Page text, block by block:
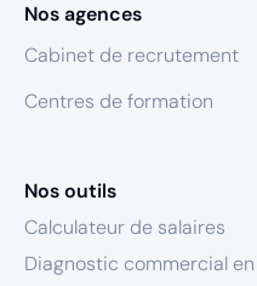
Nos agences
Cabinet de recrutement
Centres de formation
Nos outils
Calculateur de salaires
Diagnostic commercial